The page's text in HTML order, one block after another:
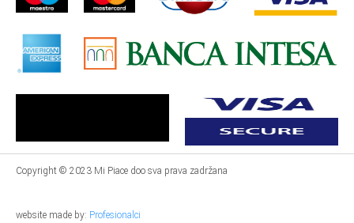
Copyright © 2023 Mi Piace doo sva prava zadržana
website made by: Profesionalci